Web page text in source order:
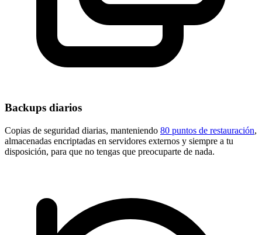
Backups diarios
Copias de seguridad diarias, manteniendo 80 puntos de restauración,
almacenadas encriptadas en servidores externos y siempre a tu
disposición, para que no tengas que preocuparte de nada.